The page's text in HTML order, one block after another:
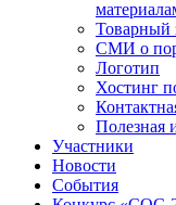
СМИ о
Логотип
Хостинг
Полезная
Участники
Новости
События